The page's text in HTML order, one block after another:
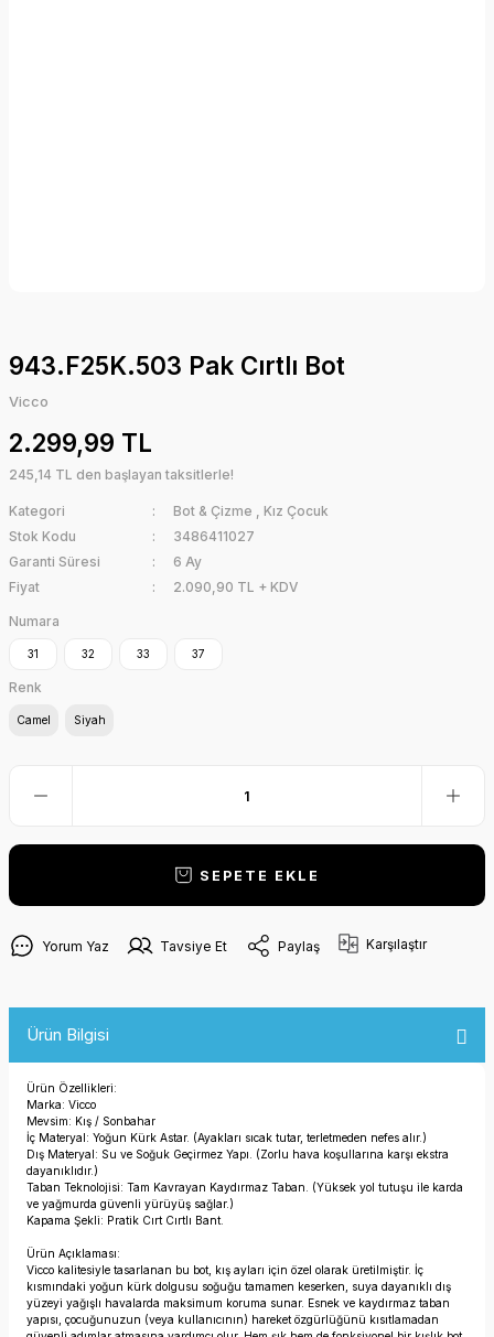
943.F25K.503 Pak Cırtlı Bot
Vicco
2.299,99 TL
245,14 TL den başlayan taksitlerle!
Kategori Bot & Çizme , Kız Çocuk
Stok Kodu
3486411027
Garanti Süresi
6 Ay
Fiyat
2.090,90 TL + KDV
Numara
31 32 33 37
Renk
Camel Siyah
SEPETE EKLE
Yorum Yaz Tavsiye Et Paylaş Karşılaştır
Ürün Bilgisi
Ürün Özellikleri:
Marka: Vicco
Mevsim: Kış / Sonbahar
İç Materyal: Yoğun Kürk Astar. (Ayakları sıcak tutar, terletmeden nefes alır.)
Dış Materyal: Su ve Soğuk Geçirmez Yapı. (Zorlu hava koşullarına karşı ekstra
dayanıklıdır.)
Taban Teknolojisi: Tam Kavrayan Kaydırmaz Taban. (Yüksek yol tutuşu ile karda
ve yağmurda güvenli yürüyüş sağlar.)
Kapama Şekli: Pratik Cırt Cırtlı Bant.
Ürün Açıklaması:
Vicco kalitesiyle tasarlanan bu bot, kış ayları için özel olarak üretilmiştir. İç
kısmındaki yoğun kürk dolgusu soğuğu tamamen keserken, suya dayanıklı dış
yüzeyi yağışlı havalarda maksimum koruma sunar. Esnek ve kaydırmaz taban
yapısı, çocuğunuzun (veya kullanıcının) hareket özgürlüğünü kısıtlamadan